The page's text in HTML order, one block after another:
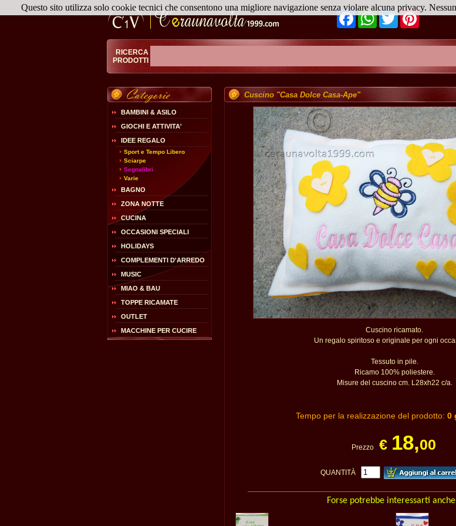
FacebookWhatsApp
TwitterPinterest
RICERCA
PRODOTTI
BAMBINI & ASILO
GIOCHI E ATTIVITA'
IDEE REGALO
Sport e Tempo Libero
Sciarpe
Segnalibri
Varie
BAGNO
ZONA NOTTE
CUCINA
OCCASIONI SPECIALI
HOLIDAYS
COMPLEMENTI D'ARREDO
MUSIC
MIAO & BAU
TOPPE RICAMATE
OUTLET
MACCHINE PER CUCIRE
Cuscino "Casa Dolce Casa-Ape"
Cuscino ricamato.
Un regalo spiritoso e originale per ogni
Tessuto in pile.
Ricamo 100% poliestere.
Misure del cuscino cm. L28xh22 c/a.
Tempo per la realizzazione del prodotto: 0
Prezzo € 18,00
QUANTITÀ
Forse potrebbe interessarti
Questo sito utilizza solo cookie tecnici che consentono una migliore navigazione senza violare alcuna privacy.